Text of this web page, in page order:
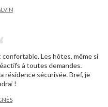
Les hôtes, même si
à toutes demandes.
résidence sécurisée. Bref, je
!